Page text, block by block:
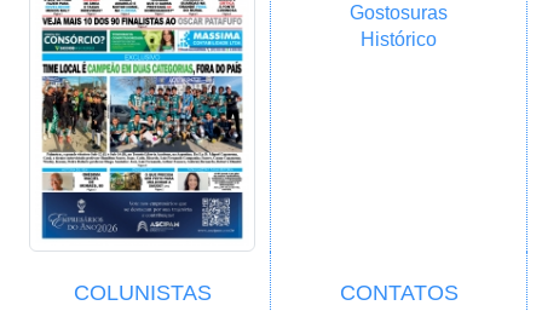
Gostosuras
Histórico
COLUNISTAS CONTATOS